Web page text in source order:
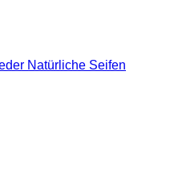
Natürliche Seifen